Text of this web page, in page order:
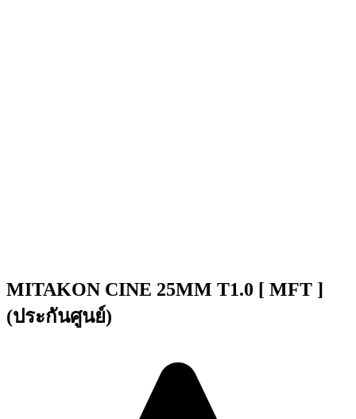
MITAKON CINE 25MM T1.0 [ MFT ]
(ประกันศูนย์)